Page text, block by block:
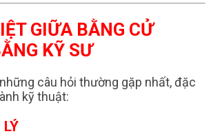
GIỮA BẰNG CỬ
KỸ SƯ
câu hỏi thường gặp nhất, đặc
kỹ thuật: